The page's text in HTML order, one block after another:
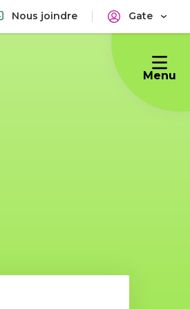
Nous joindre Gate
Menu